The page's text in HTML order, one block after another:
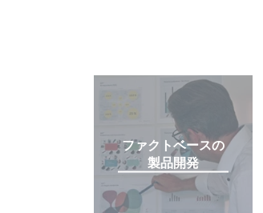
ファクトベースの
製品開発